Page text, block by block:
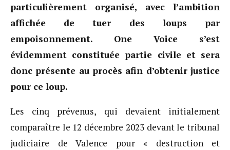
particulièrement organisé, avec l’ambition
affichée de tuer des loups par
empoisonnement. One Voice s’est
évidemment constituée partie civile et sera
donc présente au procès afin d’obtenir justice
pour ce loup.
Les cinq prévenus, qui devaient initialement
comparaître le 12 décembre 2023 devant le tribunal
judiciaire de Valence pour « destruction et